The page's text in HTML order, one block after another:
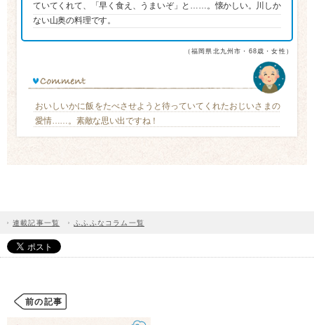
ていてくれて、「早く食え、うまいぞ」と……。懐かしい。川しか
ない山奥の料理です。
（福岡県北九州市・68歳・女性）
おいしいかに飯をたべさせようと待っていてくれたおじいさまの
愛情……。素敵な思い出ですね！
連載記事一覧 ふふふなコラム一覧
前の記事